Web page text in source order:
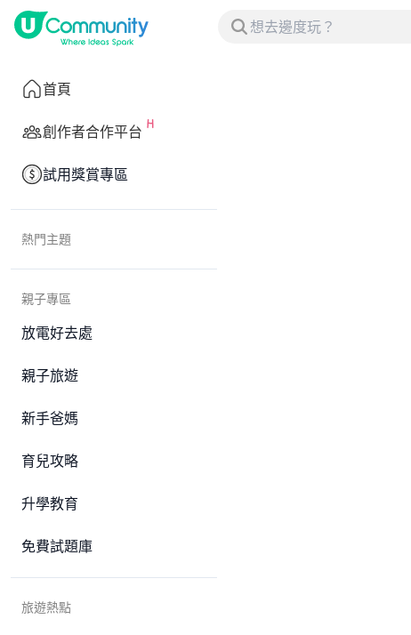
首頁
創作者合作平台
試用獎賞專區
熱門主題
親子專區
放電好去處
親子旅遊
新手爸媽
育兒攻略
升學教育
免費試題庫
旅遊熱點